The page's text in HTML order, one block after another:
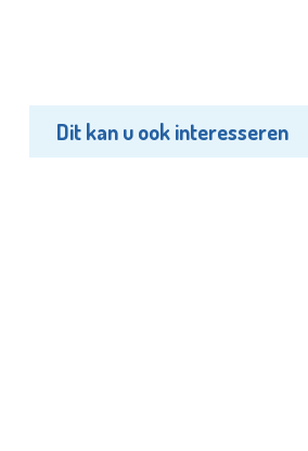
Dit kan u ook interesseren